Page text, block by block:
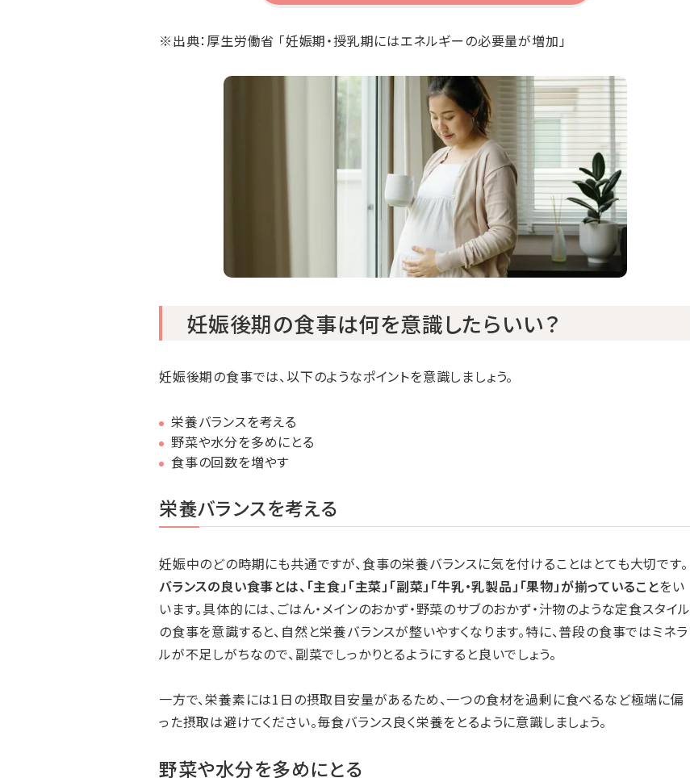
※出典：厚生労働省 「妊娠期・授乳期にはエネルギーの必要量が増加」
妊娠後期の食事は何を意識したらいい？
妊娠後期の食事では、以下のようなポイントを意識しましょう。
栄養バランスを考える
野菜や水分を多めにとる
食事の回数を増やす
栄養バランスを考える
妊娠中のどの時期にも共通ですが、食事の栄養バランスに気を付けることはとても大切です。
バランスの良い食事とは、「主食」「主菜」「副菜」「牛乳・乳製品」「果物」が揃っていることをい
います。具体的には、ごはん・メインのおかず・野菜のサブのおかず・汁物のような定食スタイル
の食事を意識すると、自然と栄養バランスが整いやすくなります。特に、普段の食事ではミネラ
ルが不足しがちなので、副菜でしっかりとるようにすると良いでしょう。
一方で、栄養素には1日の摂取目安量があるため、一つの食材を過剰に食べるなど極端に偏
った摂取は避けてください。毎食バランス良く栄養をとるように意識しましょう。
野菜や水分を多めにとる